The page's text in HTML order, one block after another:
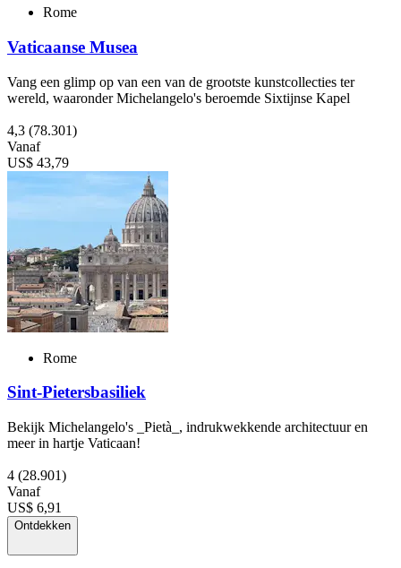
Rome
Vaticaanse Musea
Vang een glimp op van een van de grootste kunstcollecties ter
wereld, waaronder Michelangelo's beroemde Sixtijnse Kapel
4,3 (78.301)
Vanaf
US$ 43,79
Rome
Sint-Pietersbasiliek
Bekijk Michelangelo's _Pietà_, indrukwekkende architectuur en
meer in hartje Vaticaan!
4 (28.901)
Vanaf
US$ 6,91
Ontdekken